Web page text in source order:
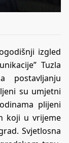
izgled
Tuzla
postavljanju
su umjetni
plijeni
koji u vrijeme
Svjetlosna